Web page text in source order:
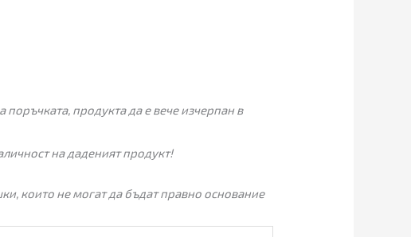
продукта да е вече изчерпан в
на даденият продукт!
които не могат да бъдат правно основание